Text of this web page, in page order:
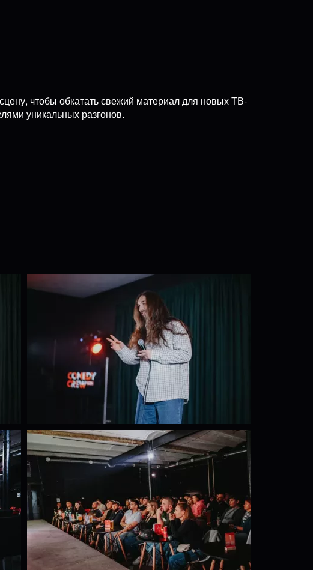
чтобы обкатать свежий материал для новых ТВ-
уникальных разгонов.